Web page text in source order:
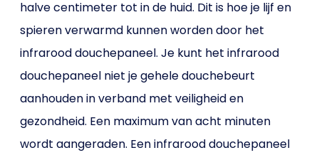
halve centimeter tot in de huid. Dit is hoe je lijf en
spieren verwarmd kunnen worden door het
infrarood douchepaneel. Je kunt het infrarood
douchepaneel niet je gehele douchebeurt
aanhouden in verband met veiligheid en
gezondheid. Een maximum van acht minuten
wordt aangeraden. Een infrarood douchepaneel